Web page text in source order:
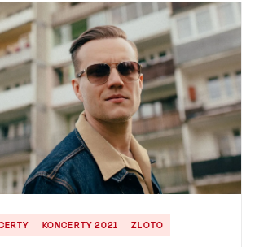
KONCERTY 2021 ZLOTO